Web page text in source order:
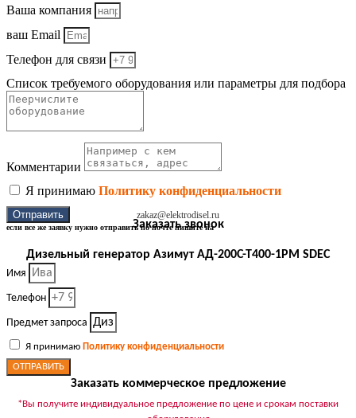
Ваша компания
ваш Email
Телефон для связи
Список требуемого оборудования или параметры для подбора
Комментарии
Я принимаю Политику конфиденциальности
Отправить
если все же заявку нужно отправить по почте пишите на
zakaz@elektrodisel.ru
Заказать звонок
Дизельный генератор Азимут АД-200С-Т400-1РМ SDEC
Имя
Телефон
Предмет запроса
Я принимаю Политику конфиденциальности
ОТПРАВИТЬ
Заказать коммерческое предложение
*Вы получите индивидуальное предложение по цене и срокам поставки